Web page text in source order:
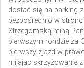
dostać się na parking
bezpośrednio w
Strzegomską miną
pierwszym rondzie za
pierwszy zjazd w
mijając skrzyżowanie